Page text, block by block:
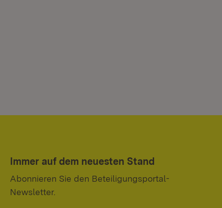
Immer auf dem neuesten Stand
Abonnieren Sie den Beteiligungsportal-
Newsletter.